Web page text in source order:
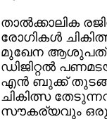
താല്‍ക്കാലിക
രോഗികള്‍
മുഖേന
ഡിജിറ്റല്‍
എന്‍ ബുക്ക്
ചികിത്സ
സൗകര്യവും